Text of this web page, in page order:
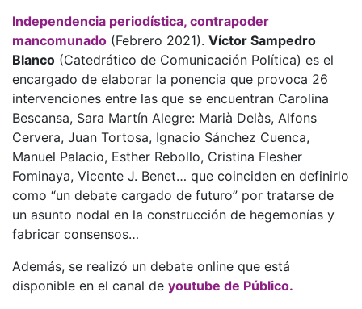
Independencia periodística, contrapoder
mancomunado (Febrero 2021). Víctor Sampedro
Blanco (Catedrático de Comunicación Política) es el
encargado de elaborar la ponencia que provoca 26
intervenciones entre las que se encuentran Carolina
Bescansa, Sara Martín Alegre: Marià Delàs, Alfons
Cervera, Juan Tortosa, Ignacio Sánchez Cuenca,
Manuel Palacio, Esther Rebollo, Cristina Flesher
Fominaya, Vicente J. Benet… que coinciden en definirlo
como “un debate cargado de futuro” por tratarse de
un asunto nodal en la construcción de hegemonías y
fabricar consensos…
Además, se realizó un debate online que está
disponible en el canal de youtube de Público.